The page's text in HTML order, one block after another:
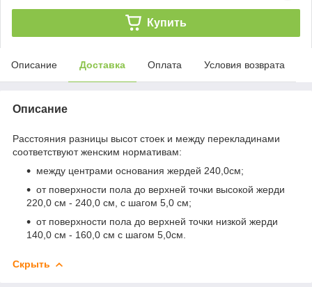
Купить
Описание Доставка Оплата Условия возврата
Описание
Расстояния разницы высот стоек и между перекладинами
соответствуют женским нормативам:
между центрами основания жердей 240,0см;
от поверхности пола до верхней точки высокой жерди
220,0 см - 240,0 см, с шагом 5,0 см;
от поверхности пола до верхней точки низкой жерди
140,0 см - 160,0 см с шагом 5,0см.
Скрыть